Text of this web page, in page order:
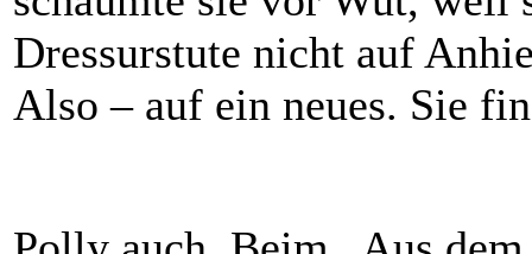
Dressurstute nicht auf
Also – auf ein neues. Sie